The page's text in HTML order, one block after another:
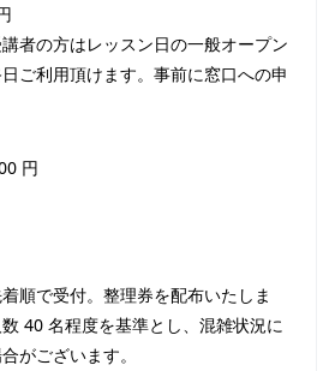
者の方はレッスン日の一般オープン
ご利用頂けます。事前に窓口への申
円
順で受付。整理券を配布いたしま
40 名程度を基準とし、混雑状況に
がございます。